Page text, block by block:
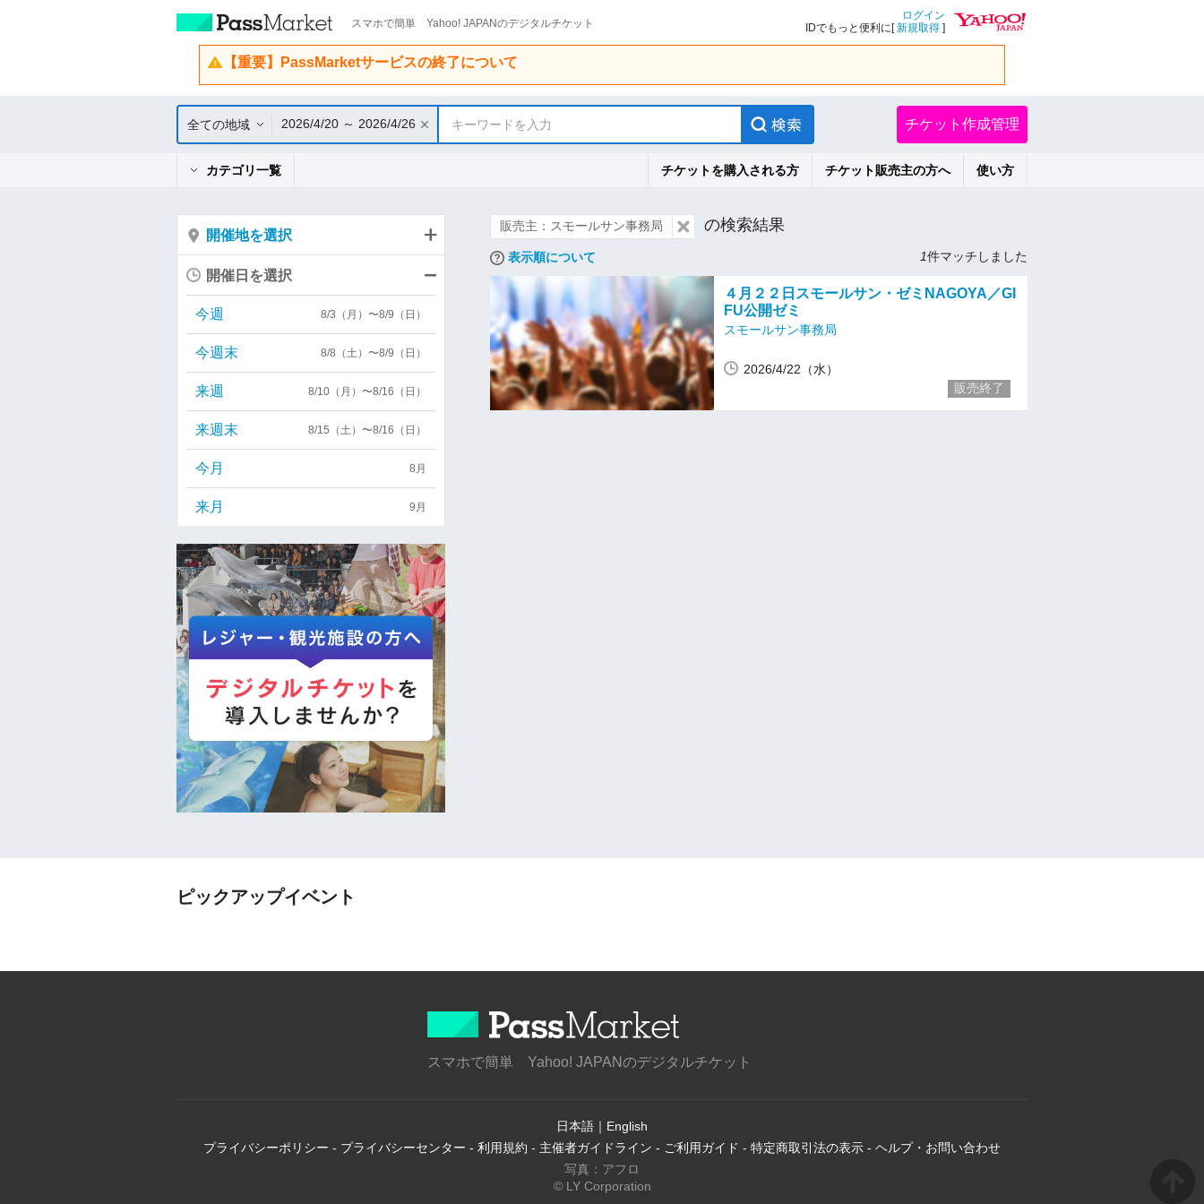
スマホで簡単 Yahoo! JAPANのデジタルチケット
ログイン
IDでもっと便利に[新規取得 ]
【重要】PassMarketサービスの終了について
全ての地域 2026/4/20 ～ 2026/4/26 キーワードを入力 チケット作成管理
カテゴリ一覧 チケットを購入される方 チケット販売主の方へ 使い方
販売主：スモールサン事務局 の検索結果
表示順について 1件マッチしました
４月２２日スモールサン・ゼミNAGOYA／GI
FU公開ゼミ
スモールサン事務局
2026/4/22（水）
販売終了
開催地を選択
開催日を選択
今週 8/3（月）〜8/9（日）
今週末 8/8（土）〜8/9（日）
来週 8/10（月）〜8/16（日）
来週末 8/15（土）〜8/16（日）
今月 8月
来月 9月
ピックアップイベント
スマホで簡単 Yahoo! JAPANのデジタルチケット
日本語 ｜ English
プライバシーポリシー - プライバシーセンター - 利用規約 - 主催者ガイドライン - ご利用ガイド - 特定商取引法の表示 - ヘルプ・お問い合わせ
写真：アフロ
© LY Corporation